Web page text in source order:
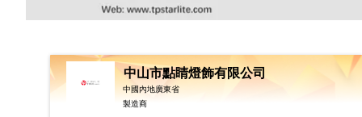
中山市點睛燈飾有限公司
中國內地廣東省
製造商